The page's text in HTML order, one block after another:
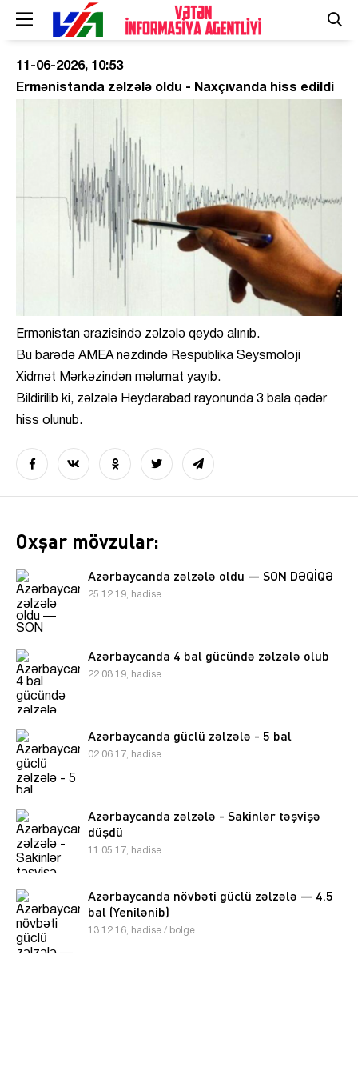
11-06-2026, 10:53
Ermənistanda zəlzələ oldu - Naxçıvanda hiss edildi
Ermənistan ərazisində zəlzələ qeydə alınıb.
Bu barədə AMEA nəzdində Respublika Seysmoloji
Xidmət Mərkəzindən məlumat yayıb.
Bildirilib ki, zəlzələ Heydərabad rayonunda 3 bala qədər
hiss olunub.
Oxşar mövzular:
Azərbaycanda zəlzələ oldu — SON DƏQİQƏ
25.12.19, hadise
Azərbaycanda 4 bal gücündə zəlzələ olub
22.08.19, hadise
Azərbaycanda güclü zəlzələ - 5 bal
02.06.17, hadise
Azərbaycanda zəlzələ - Sakinlər təşvişə
düşdü
11.05.17, hadise
Azərbaycanda növbəti güclü zəlzələ — 4.5
bal (Yenilənib)
13.12.16, hadise / bolge